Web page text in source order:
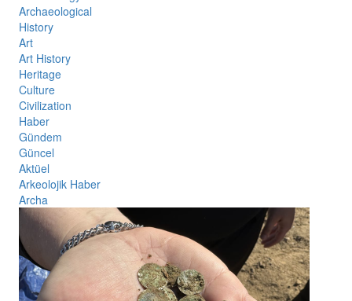
Archaeological
History
Art
Art History
Heritage
Culture
Civilization
Haber
Gündem
Güncel
Aktüel
Arkeolojik Haber
Archa